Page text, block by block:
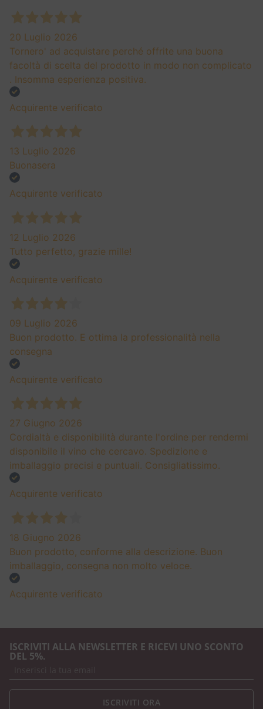
20 Luglio 2026
Tornero' ad acquistare perché offrite una buona
facoltà di scelta del prodotto in modo non complicato
. Insomma esperienza positiva.
Acquirente verificato
13 Luglio 2026
Buonasera
Acquirente verificato
12 Luglio 2026
Tutto perfetto, grazie mille!
Acquirente verificato
09 Luglio 2026
Buon prodotto. E ottima la professionalità nella
consegna
Acquirente verificato
27 Giugno 2026
Cordialtà e disponibilità durante l'ordine per rendermi
disponibile il vino che cercavo. Spedizione e
imballaggio precisi e puntuali. Consigliatissimo.
Acquirente verificato
18 Giugno 2026
Buon prodotto, conforme alla descrizione. Buon
imballaggio, consegna non molto veloce.
Acquirente verificato
ISCRIVITI ALLA NEWSLETTER E RICEVI UNO SCONTO
DEL 5%.
ISCRIVITI ORA